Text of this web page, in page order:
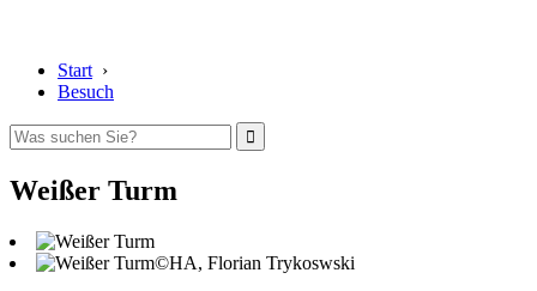
Start ›
Besuch
Weißer Turm
©HA, Florian Trykoswski